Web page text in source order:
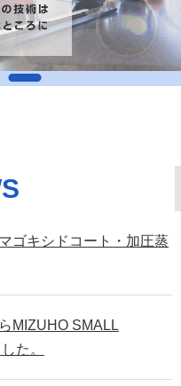
ゴキシドコート・加圧蒸
MIZUHO SMALL
た。